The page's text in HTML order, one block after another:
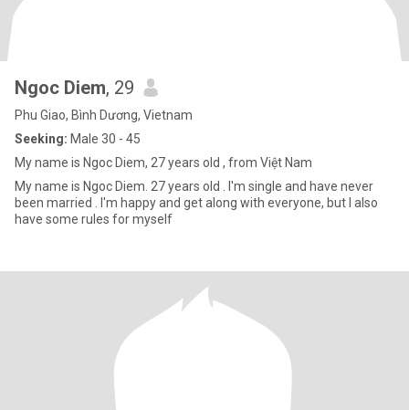
Ngoc Diem, 29
Phu Giao, Bình Dương, Vietnam
Seeking: Male 30 - 45
My name is Ngoc Diem, 27 years old , from Việt Nam
My name is Ngoc Diem. 27 years old . I'm single and have never
been married . I'm happy and get along with everyone, but I also
have some rules for myself